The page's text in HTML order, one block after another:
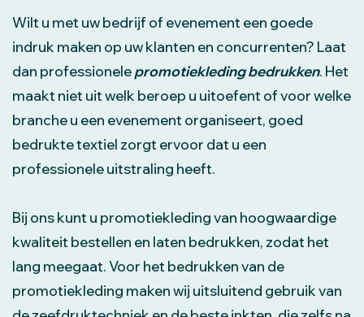
Wilt u met uw bedrijf of evenement een goede
indruk maken op uw klanten en concurrenten? Laat
dan professionelepromotiekleding bedrukken. Het
maakt niet uit welk beroep u uitoefent of voor welke
branche u een evenement organiseert, goed
bedrukte textiel zorgt ervoor dat u een
professionele uitstraling heeft.
Bij ons kunt u promotiekleding van hoogwaardige
kwaliteit bestellen en laten bedrukken, zodat het
lang meegaat. Voor het bedrukken van de
promotiekleding maken wij uitsluitend gebruik van